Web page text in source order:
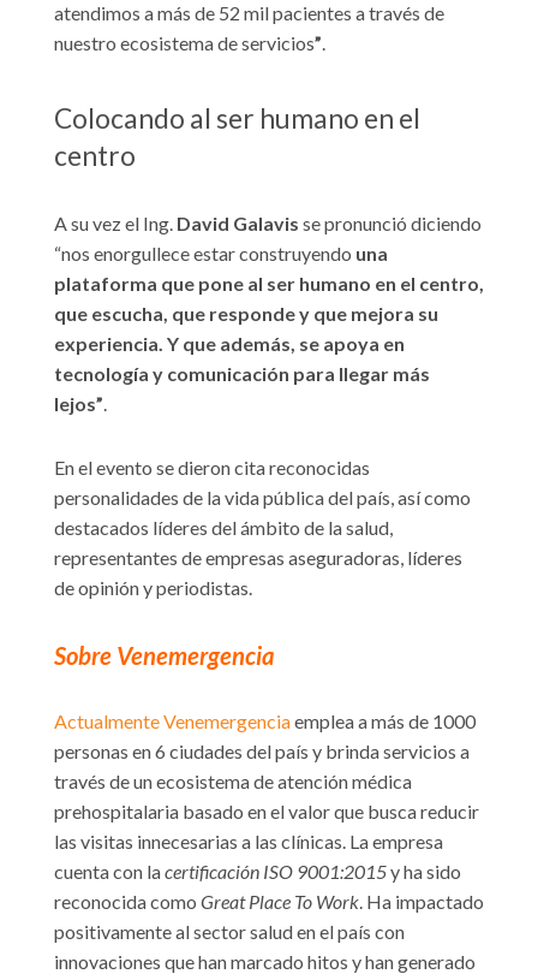
atendimos a más de 52 mil pacientes a través de
nuestro ecosistema de servicios”.
Colocando al ser humano en el
centro
A su vez el Ing. David Galavis se pronunció diciendo
“nos enorgullece estar construyendo una
plataforma que pone al ser humano en el centro,
que escucha, que responde y que mejora su
experiencia. Y que además, se apoya en
tecnología y comunicación para llegar más
lejos”
En el evento se dieron cita reconocidas
personalidades de la vida pública del país, así como
destacados líderes del ámbito de la salud,
representantes de empresas aseguradoras, líderes
de opinión y periodistas.
Sobre Venemergencia
Actualmente Venemergenciaemplea a más de 1000
personas en 6 ciudades del país y brinda servicios a
través de un ecosistema de atención médica
prehospitalaria basado en el valor que busca reducir
las visitas innecesarias a las clínicas. La empresa
cuenta con lacertificación ISO 9001:2015y ha sido
reconocida como Great Place To Work. Ha impactado
positivamente al sector salud en el país con
innovaciones que han marcado hitos y han generado